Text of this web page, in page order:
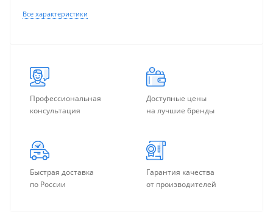
Все характеристики
Профессиональная
консультация
Доступные цены
на лучшие бренды
Быстрая доставка
по России
Гарантия качества
от производителей